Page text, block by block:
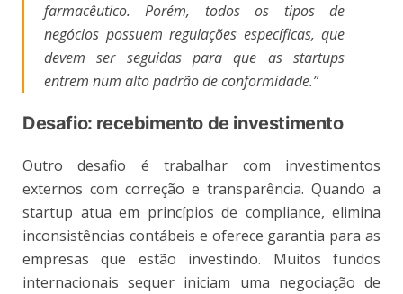
farmacêutico. Porém, todos os tipos de
negócios possuem regulações específicas, que
devem ser seguidas para que as startups
entrem num alto padrão de conformidade.”
Desafio: recebimento de investimento
Outro desafio é trabalhar com investimentos
externos com correção e transparência. Quando a
startup atua em princípios de compliance, elimina
inconsistências contábeis e oferece garantia para as
empresas que estão investindo. Muitos fundos
internacionais sequer iniciam uma negociação de